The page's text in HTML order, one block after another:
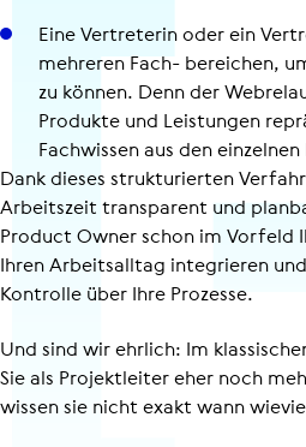
Eine Ver­tre­te­rin oder ein
mehreren Fach- bereichen,
zu können. Denn der
Produkte und Leis­tun­gen
Fach­wis­sen aus den
Dank dieses strukturierten
Arbeitszeit transparent und
Product Owner schon im Vorfeld
Ihren Arbeitsalltag integrieren
Kontrolle über Ihre Prozesse.
Und sind wir ehrlich: Im
Sie als Projektleiter eher noch
wissen sie nicht exakt wann